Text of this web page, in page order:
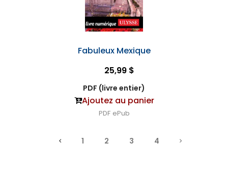
Fabuleux Mexique
25,99 $
PDF (livre entier)
Ajoutez au panier
PDF ePub
1 2 3 4